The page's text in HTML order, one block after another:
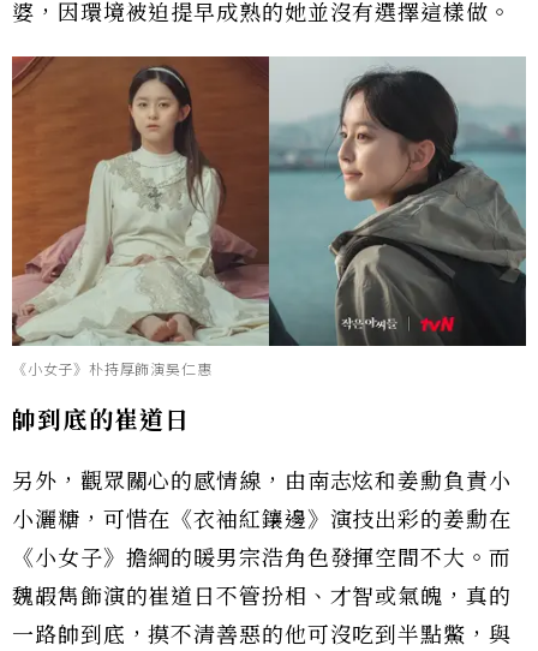
婆，因環境被迫提早成熟的她並沒有選擇這樣做。
《小女子》朴持厚飾演吳仁惠
帥到底的崔道日
另外，觀眾關心的感情線，由南志炫和姜勳負責小
小灑糖，可惜在《衣袖紅鑲邊》演技出彩的姜勳在
《小女子》擔綱的暖男宗浩角色發揮空間不大。而
魏嘏雋飾演的崔道日不管扮相、才智或氣魄，真的
一路帥到底，摸不清善惡的他可沒吃到半點鱉，與